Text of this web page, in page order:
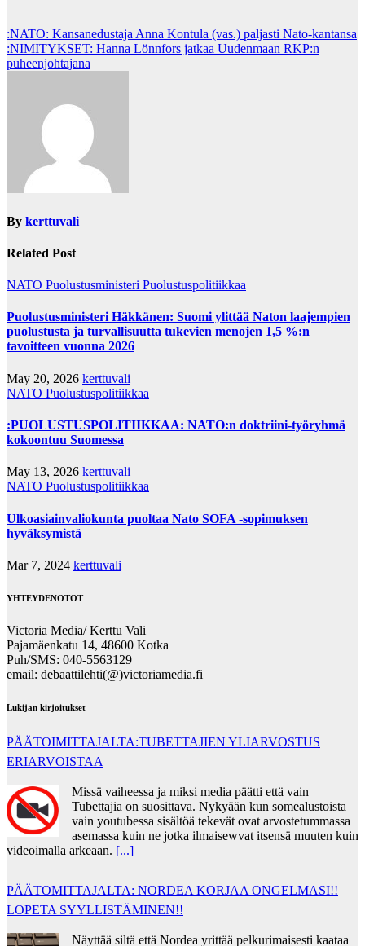
Post
navigation
:NATO: Kansanedustaja Anna Kontula (vas.) paljasti Nato-kantansa
:NIMITYKSET: Hanna Lönnfors jatkaa Uudenmaan RKP:n
puheenjohtajana
By kerttuvali
Related Post
NATO Puolustusministeri Puolustuspolitiikkaa
Puolustusministeri Häkkänen: Suomi ylittää Naton laajempien
puolustusta ja turvallisuutta tukevien menojen 1,5 %:n
tavoitteen vuonna 2026
May 20, 2026 kerttuvali
NATO Puolustuspolitiikkaa
:PUOLUSTUSPOLITIIKKAA: NATO:n doktriini-työryhmä
kokoontuu Suomessa
May 13, 2026 kerttuvali
NATO Puolustuspolitiikkaa
Ulkoasiainvaliokunta puoltaa Nato SOFA -sopimuksen
hyväksymistä
Mar 7, 2024 kerttuvali
YHTEYDENOTOT
Victoria Media/ Kerttu Vali
Pajamäenkatu 14, 48600 Kotka
Puh/SMS: 040-5563129
email: debaattilehti(@)victoriamedia.fi
Lukijan kirjoitukset
PÄÄTOIMITTAJALTA:TUBETTAJIEN YLIARVOSTUS
ERIARVOISTAA
Missä vaiheessa ja miksi media päätti että vain
Tubettajia on suosittava. Nykyään kun somealustoista
vain youtubessa sisältöä tekevät ovat arvostetummassa
asemassa kuin ne jotka ilmaisewvat itsensä muuten kuin
videoimalla arkeaan. [...]
PÄÄTOMITTAJALTA: NORDEA KORJAA ONGELMASI!!
LOPETA SYYLLISTÄMINEN!!
Näyttää siltä että Nordea yrittää pelkurimaisesti kaataa